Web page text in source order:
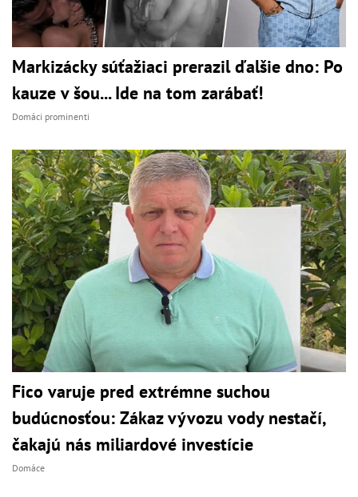
Markizácky súťažiaci prerazil ďalšie dno: Po
kauze v šou... Ide na tom zarábať!
Domáci prominenti
Fico varuje pred extrémne suchou
budúcnosťou: Zákaz vývozu vody nestačí,
čakajú nás miliardové investície
Domáce